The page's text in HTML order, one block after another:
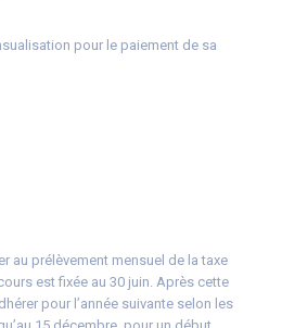
pour le paiement de sa
au prélèvement mensuel de la taxe
est fixée au 30 juin. Après cette
pour l’année suivante selon les